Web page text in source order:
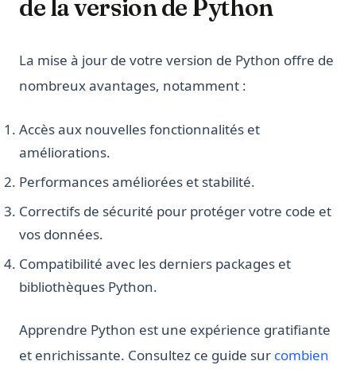
de la version de Python
La mise à jour de votre version de Python offre de
nombreux avantages, notamment :
Accès aux nouvelles fonctionnalités et
améliorations.
Performances améliorées et stabilité.
Correctifs de sécurité pour protéger votre code et
vos données.
Compatibilité avec les derniers packages et
bibliothèques Python.
Apprendre Python est une expérience gratifiante
et enrichissante. Consultez ce guide sur combien